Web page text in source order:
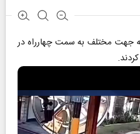
جهت مختلف به سمت چهارراه در